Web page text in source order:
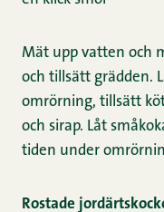
Mät upp vatten och
och tillsätt grädden.
omrörning, tillsätt
och sirap. Låt
tiden under
Rostade